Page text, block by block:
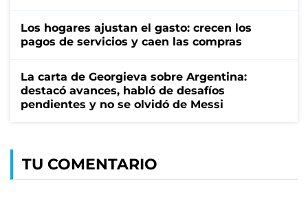
Los hogares ajustan el gasto: crecen los
pagos de servicios y caen las compras
La carta de Georgieva sobre Argentina:
destacó avances, habló de desafíos
pendientes y no se olvidó de Messi
TU COMENTARIO